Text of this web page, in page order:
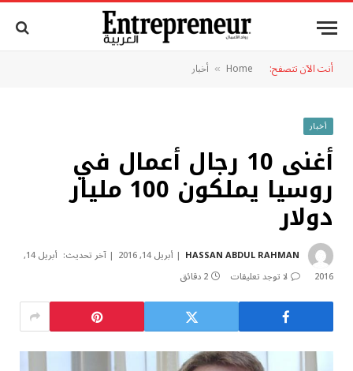
أنت الآن تتصفح: Home
» أخبار
أخبار
أغنى 10 رجال أعمال في
روسيا يملكون 100 مليار
دولار
HASSAN ABDUL RAHMAN أبريل 14, 2016 آخر تحديث:
أبريل 14,
2016
لا توجد تعليقات 2 دقائق